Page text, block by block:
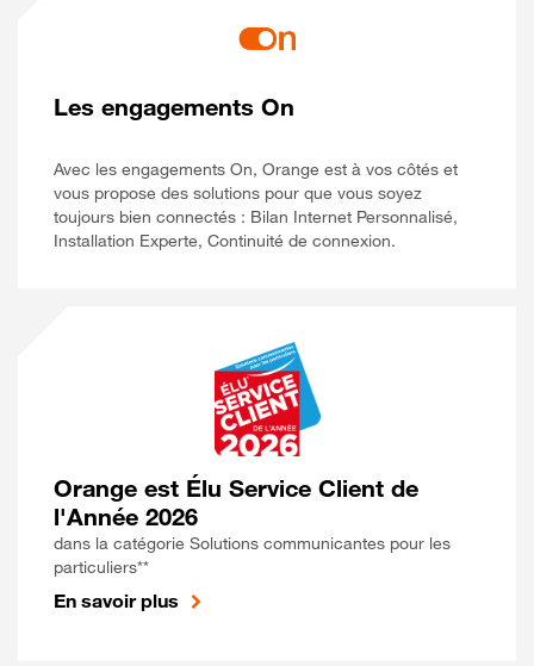
Les engagements On
Avec les engagements On, Orange est à vos côtés et
vous propose des solutions pour que vous soyez
toujours bien connectés : Bilan Internet Personnalisé,
Installation Experte, Continuité de connexion.
Orange est Élu Service Client de
l'Année 2026
dans la catégorie Solutions communicantes pour les
particuliers**
En savoir plus